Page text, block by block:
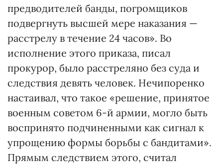
предводителей банды, погромщиков
подвергнуть высшей мере наказания —
расстрелу в течение 24 часов». Во
исполнение этого приказа, писал
прокурор, было расстреляно без суда и
следствия девять человек. Нечипоренко
настаивал, что такое «решение, принятое
военным советом 6-й армии, могло быть
воспринято подчиненными как сигнал к
упрощению формы борьбы с бандитами».
Прямым следствием этого, считал